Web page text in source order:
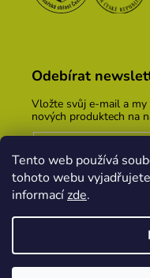
Tento web používá
tohoto webu
informacízde.
Odebírat
Vložte svůj e-mail a
nových produktech na
Vložením e-mailu
osobních údajů
PŘIHLÁSIT SE